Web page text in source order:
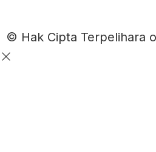
© Hak Cipta Terpelihara